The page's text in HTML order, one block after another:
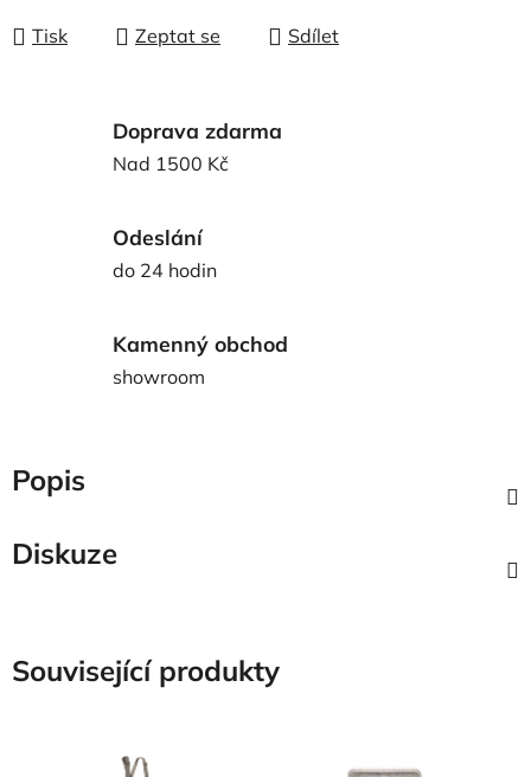
Tisk Zeptat se Sdílet
Doprava zdarma
Nad 1500 Kč
Odeslání
do 24 hodin
Kamenný obchod
showroom
Popis
Diskuze
Související produkty